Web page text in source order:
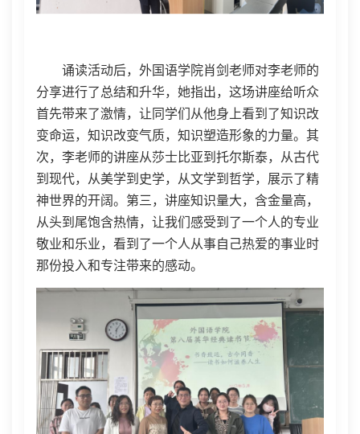
诵读活动后， 外国语学院肖剑老师对李老师的
分享进行了总结和升华， 她指出， 这场讲座给听众
首先带来了激情， 让同学们从他身上看到了知识改
变命运，知识改变气质，知识塑造形象的力量。其
次，李老师的讲座从莎士比亚到托尔斯泰，从古代
到现代，从美学到史学，从文学到哲学，展示了精
神世界的开阔。第三，讲座知识量大，含金量高，
从头到尾饱含热情，让我们感受到了一个人的专业
敬业和乐业， 看到了一个人从事自己热爱的事业时
那份投入和专注带来的感动。